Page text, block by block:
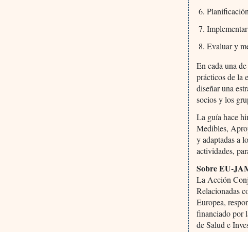
Evaluar y
En cada una
prácticos de la
diseñar una
socios y los
La guía hace
Medibles,
y adaptadas a
actividades,
Sobre EU-
La Acción
Relacionadas
Europea,
financiado por
de Salud e